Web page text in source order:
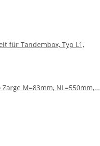
für Tandembox, Typ L1,